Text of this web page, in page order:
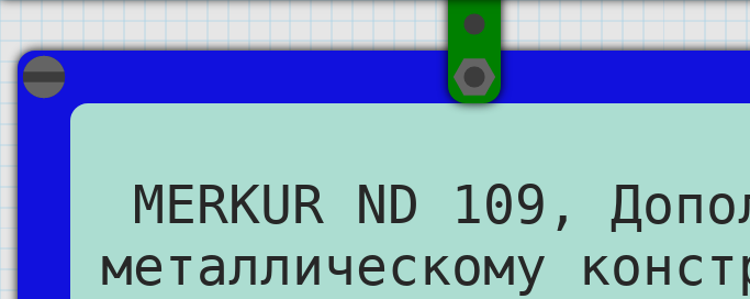
MERKUR ND 109,
металлическому